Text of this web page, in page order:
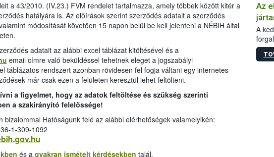
a 43/2010. (IV.23.) FVM rendelet tartalmazza, amely többek között kitér a
hatályára is. Az előírások szerint szerződés adatait a szerződés
módosítását követően 15 napon belül be kell jelenteni a NÉBIH által
adatait az alábbi excel táblázat kitöltésével és a
email címre való beküldéssel tehetnek eleget a jogszabályi
táblázatos rendszert azonban rövidesen fel fogja váltani egy internetes
már csak ezen a felületen keresztül lehet feltölteni.
a figyelmet, hogy az adatok feltöltése és szükség szerinti
a szakirányító felelőssége!
bizalommal Hatóságunk felé az alábbi elérhetőségek valamelyikén:
1-309-1092
és a gyakran ismételt kérdésekben talál.
Az
A